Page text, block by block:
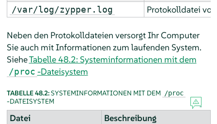
/var/log/zypper.log Protokolldatei
Neben den Protokolldateien versorgt Ihr Computer
Sie auch mit Informationen zum laufenden System.
SieheTabelle 48.2: Systeminformationen mit dem
/proc -Dateisystem
TABELLE 48.2:SYSTEMINFORMATIONEN MIT DEM /proc
-DATEISYSTEM
Datei Beschreibung